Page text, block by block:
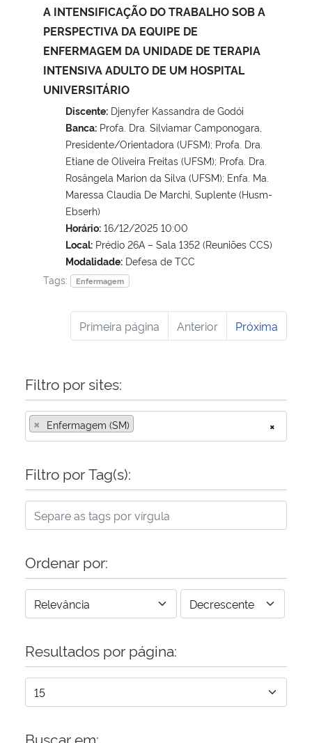
A INTENSIFICAÇÃO DO TRABALHO SOB A
PERSPECTIVA DA EQUIPE DE
ENFERMAGEM DA UNIDADE DE TERAPIA
INTENSIVA ADULTO DE UM HOSPITAL
UNIVERSITÁRIO
Discente: Djenyfer Kassandra de Godói
Banca: Profa. Dra. Silviamar Camponogara,
Presidente/Orientadora (UFSM); Profa. Dra.
Etiane de Oliveira Freitas (UFSM); Profa. Dra.
Rosângela Marion da Silva (UFSM); Enfa. Ma.
Maressa Claudia De Marchi, Suplente (Husm-
Ebserh)
Horário: 16/12/2025 10:00
Local: Prédio 26A – Sala 1352 (Reuniões CCS)
Modalidade: Defesa de TCC
Tags:
Enfermagem
Primeira página Anterior Próxima
Filtro por sites:
×
× Enfermagem (SM)
Filtro por Tag(s):
Ordenar por:
Resultados por página:
Buscar em: